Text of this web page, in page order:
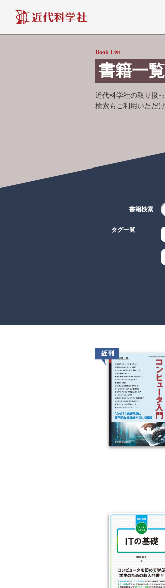
Book List
書籍一覧
近代科学社の取り扱
検索もご利用いただ
書籍検索
タグ一覧
近刊